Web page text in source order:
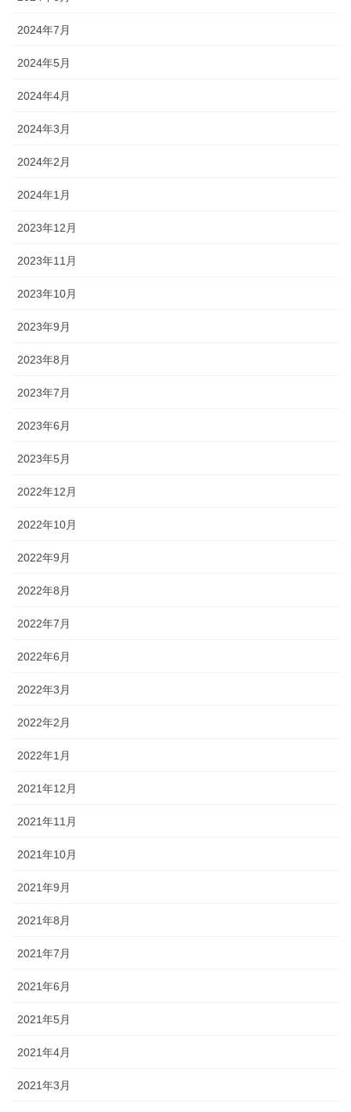
2024年7月
2024年5月
2024年4月
2024年3月
2024年2月
2024年1月
2023年12月
2023年11月
2023年10月
2023年9月
2023年8月
2023年7月
2023年6月
2023年5月
2022年12月
2022年10月
2022年9月
2022年8月
2022年7月
2022年6月
2022年3月
2022年2月
2022年1月
2021年12月
2021年11月
2021年10月
2021年9月
2021年8月
2021年7月
2021年6月
2021年5月
2021年4月
2021年3月